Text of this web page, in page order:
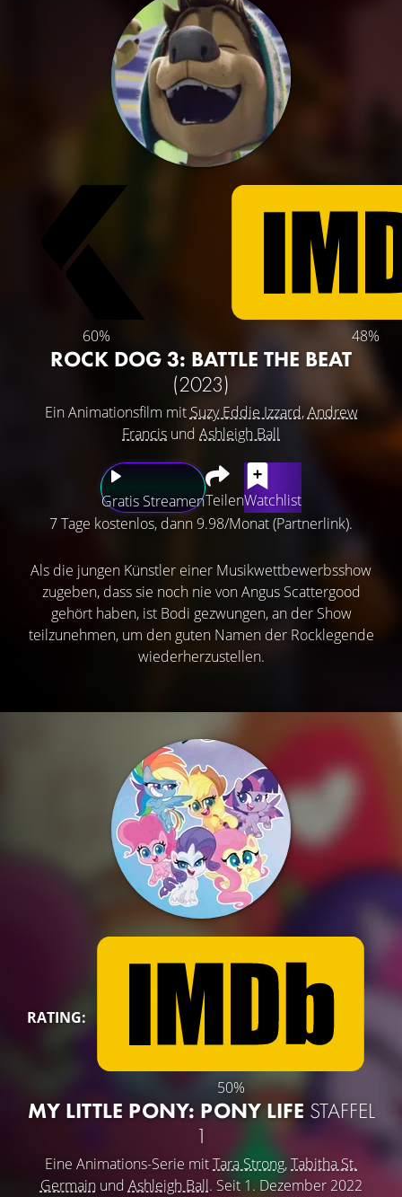
60% 48%
ROCK DOG 3: BATTLE THE BEAT
(2023)
Ein Animationsfilm mit Suzy Eddie Izzard,Andrew
Francis und Ashleigh Ball
Gratis StreamenTeilenWatchlist
7 Tage kostenlos, dann 9.98/Monat (Partnerlink).
Als die jungen Künstler einer Musikwettbewerbsshow
zugeben, dass sie noch nie von Angus Scattergood
gehört haben, ist Bodi gezwungen, an der Show
teilzunehmen, um den guten Namen der Rocklegende
wiederherzustellen.
RATING:
50%
MY LITTLE PONY: PONY LIFE STAFFEL
1
Eine Animations-Serie mitTara Strong,Tabitha St.
Germainund Ashleigh Ball. Seit 1. Dezember 2022